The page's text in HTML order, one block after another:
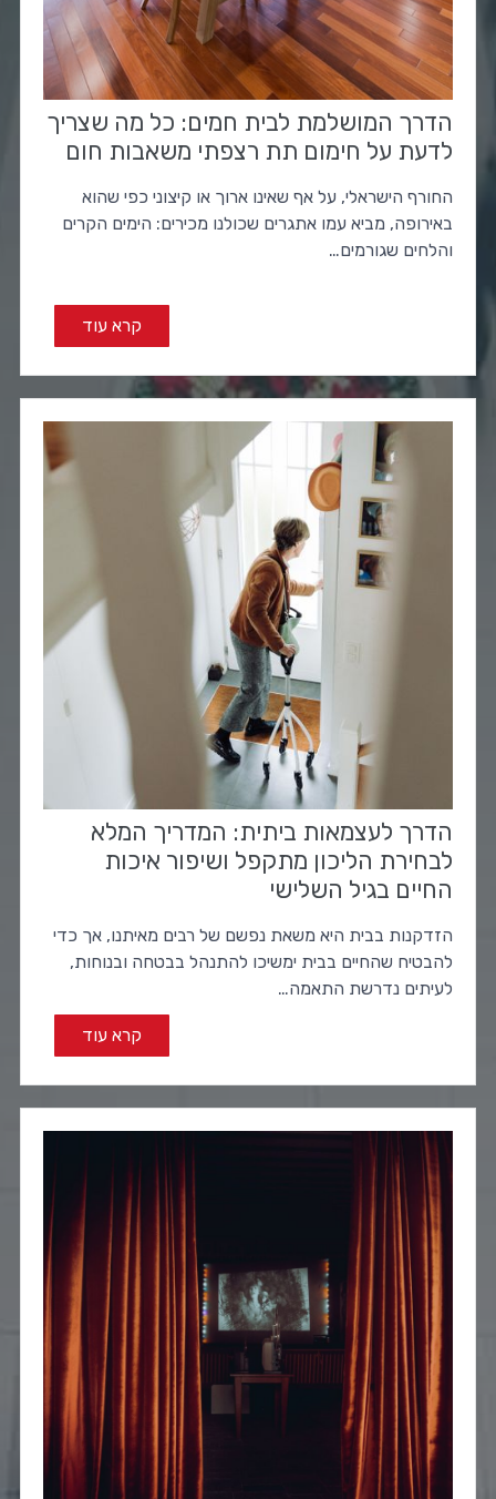
הדרך המושלמת לבית חמים: כל מה שצריך
לדעת על חימום תת רצפתי משאבות חום
החורף הישראלי, על אף שאינו ארוך או קיצוני כפי שהוא
באירופה, מביא עמו אתגרים שכולנו מכירים: הימים הקרים
והלחים שגורמים…
קרא עוד
הדרך לעצמאות ביתית: המדריך המלא
לבחירת הליכון מתקפל ושיפור איכות
החיים בגיל השלישי
הזדקנות בבית היא משאת נפשם של רבים מאיתנו, אך כדי
להבטיח שהחיים בבית ימשיכו להתנהל בבטחה ובנוחות,
לעיתים נדרשת התאמה…
קרא עוד